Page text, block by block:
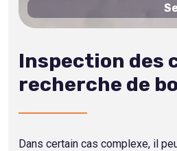
Inspection des
recherche de
Dans certain cas complexe, il